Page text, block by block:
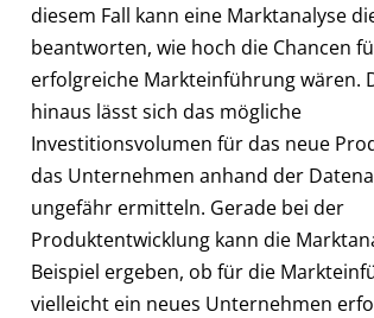
diesem Fall kann eine Marktanalyse
beantworten, wie hoch die Chancen
erfolgreiche Markteinführung wären.
hinaus lässt sich das mögliche
Investitionsvolumen für das neue
das Unternehmen anhand der
ungefähr ermitteln. Gerade bei der
Produktentwicklung kann die
Beispiel ergeben, ob für die
vielleicht ein neues Unternehmen